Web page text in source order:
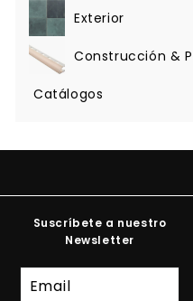
Exterior
Expandir
menú Construcción &
Expandir
menú
Catálogos
Suscríbete a nuestro
Newsletter